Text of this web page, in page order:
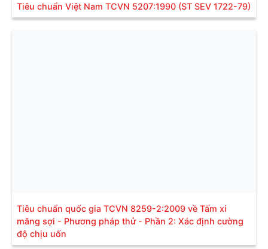
Tiêu chuẩn Việt Nam TCVN 5207:1990 (ST SEV 1722-79)
Tiêu chuẩn quốc gia TCVN 8259-2:2009 về Tấm xi
măng sợi - Phương pháp thử - Phần 2: Xác định cường
độ chịu uốn